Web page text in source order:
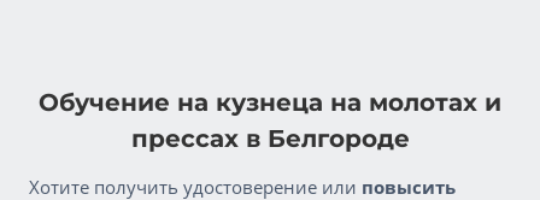
Обучение на кузнеца на молотах и
прессах в Белгороде
Хотите получить удостоверение или повысить